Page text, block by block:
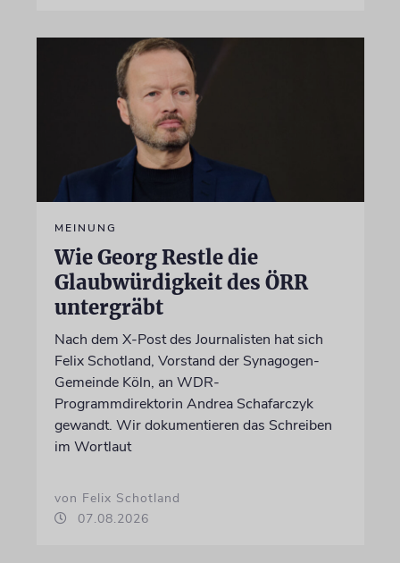
MEINUNG
Wie Georg Restle die
Glaubwürdigkeit des ÖRR
untergräbt
Nach dem X-Post des Journalisten hat sich
Felix Schotland, Vorstand der Synagogen-
Gemeinde Köln, an WDR-
Programmdirektorin Andrea Schafarczyk
gewandt. Wir dokumentieren das Schreiben
im Wortlaut
von Felix Schotland
07.08.2026